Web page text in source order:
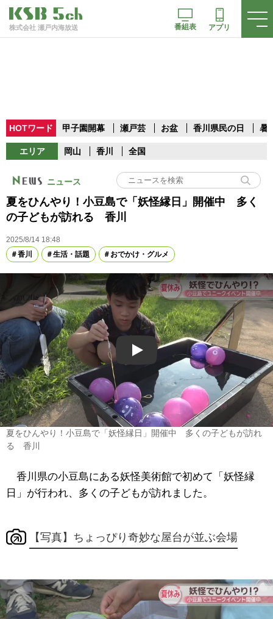
株式会社 瀬戸内海放送 番組表 アプリ
HOTワード 甲子園開幕 瀬戸芸 お盆 香川県民の日 暑
エリア 岡山 香川 全国
ニュース
夏をひんやり！小豆島で「妖怪縁日」開催中 多く
の子どもが訪れる 香川
2025/8/14 18:48
香川
生活・話題 おでかけ・グルメ
Play
夏をひんやり！小豆島で「妖怪縁日」開催中 多くの子どもが訪れ
る 香川
香川県の小豆島にある妖怪美術館で初めて「妖怪縁
日」が行われ、多くの子どもが訪れました。
【写真】ちょっぴり奇妙な屋台が並ぶ会場